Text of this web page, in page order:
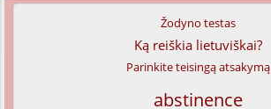
Žodyno testas
Ką reiškia lietuviškai?
Parinkite teisingą atsakymą
abstinence